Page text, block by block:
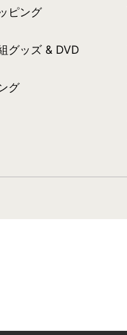
ピング
グッズ & DVD
グ